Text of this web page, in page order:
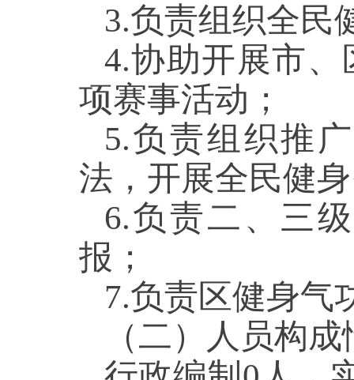
3.负责组织全民
4.协助开展市
项赛事活动；
5.负责组织推
法，开展全民健
6.负责二、三
报；
7.负责区健身气
（二）人员构